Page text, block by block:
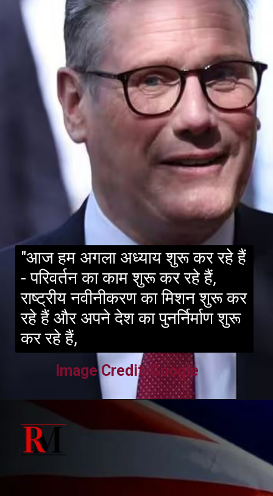
Image Credit-Google
"आज हम अगला अध्याय शुरू कर रहे हैं
- परिवर्तन का काम शुरू कर रहे हैं,
राष्ट्रीय नवीनीकरण का मिशन शुरू कर
रहे हैं और अपने देश का पुनर्निर्माण शुरू
कर रहे हैं,